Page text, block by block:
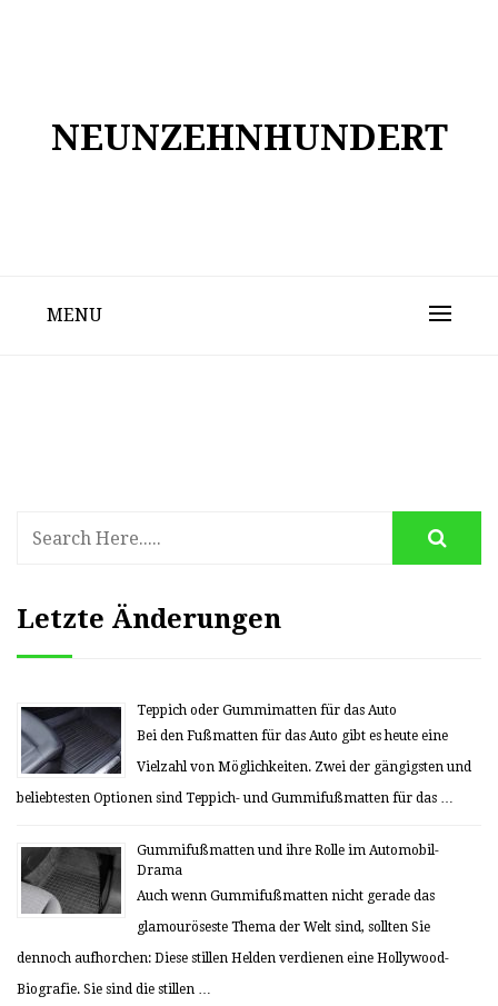
NEUNZEHNHUNDERT
MENU
Letzte Änderungen
Teppich oder Gummimatten für das Auto
Bei den Fußmatten für das Auto gibt es heute eine
Vielzahl von Möglichkeiten. Zwei der gängigsten und
beliebtesten Optionen sind Teppich- und Gummifußmatten für das …
Gummifußmatten und ihre Rolle im Automobil-
Drama
Auch wenn Gummifußmatten nicht gerade das
glamouröseste Thema der Welt sind, sollten Sie
dennoch aufhorchen: Diese stillen Helden verdienen eine Hollywood-
Biografie. Sie sind die stillen …